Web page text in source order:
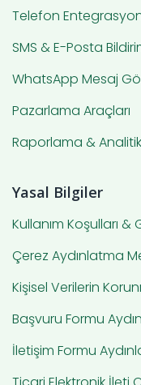
Telefon
SMS & E-Posta
WhatsApp Mesaj
Pazarlama Araçları
Raporlama & Analitik
Yasal Bilgiler
Kullanım Koşulları &
Çerez Aydınlatma
Kişisel Verilerin
Başvuru Formu
İletişim Formu